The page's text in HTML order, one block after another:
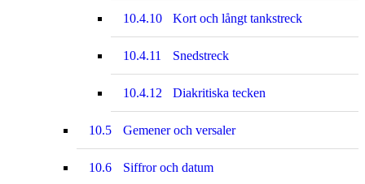
10.4.10 Kort och långt tankstreck
10.4.11 Snedstreck
10.4.12 Diakritiska tecken
10.5 Gemener och versaler
10.6 Siffror och datum